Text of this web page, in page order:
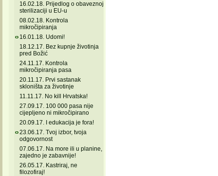
16.02.18. Prijedlog o obaveznoj
sterilizaciji u EU-u
08.02.18. Kontrola
mikročipiranja
16.01.18. Udomi!
18.12.17. Bez kupnje životinja
pred Božić
24.11.17. Kontrola
mikročipiranja pasa
20.11.17. Prvi sastanak
skloništa za životinje
11.11.17. No kill Hrvatska!
27.09.17. 100 000 pasa nije
cijepljeno ni mikročipirano
20.09.17. I edukacija je fora!
23.06.17. Tvoj izbor, tvoja
odgovornost
07.06.17. Na more ili u planine,
zajedno je zabavnije!
26.05.17. Kastriraj, ne
filozofiraj!